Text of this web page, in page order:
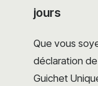
jours
Que vous
déclaration
Guichet